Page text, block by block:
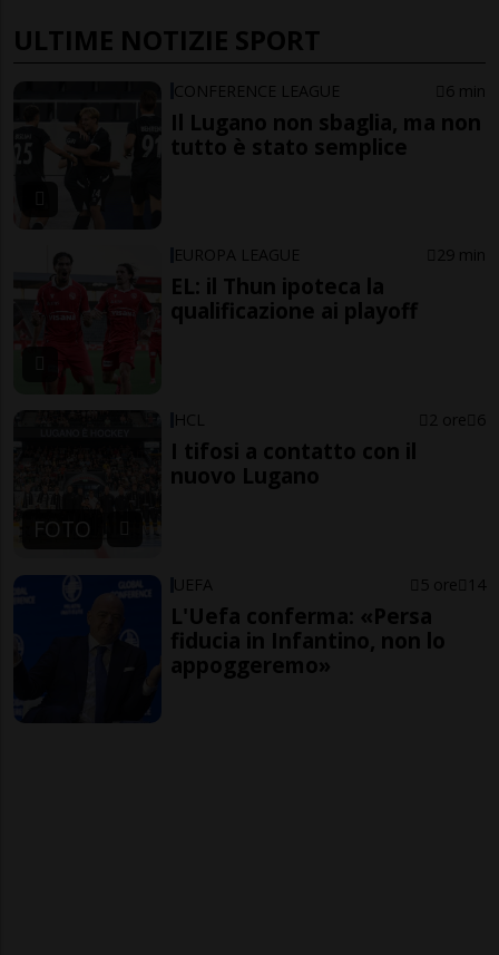
ULTIME NOTIZIE SPORT
CONFERENCE LEAGUE 6 min
Il Lugano non sbaglia, ma non
tutto è stato semplice
EUROPA LEAGUE 29 min
EL: il Thun ipoteca la
qualificazione ai playoff
FOTO
HCL 2 ore 6
I tifosi a contatto con il
nuovo Lugano
UEFA 5 ore 14
L'Uefa conferma: «Persa
fiducia in Infantino, non lo
appoggeremo»